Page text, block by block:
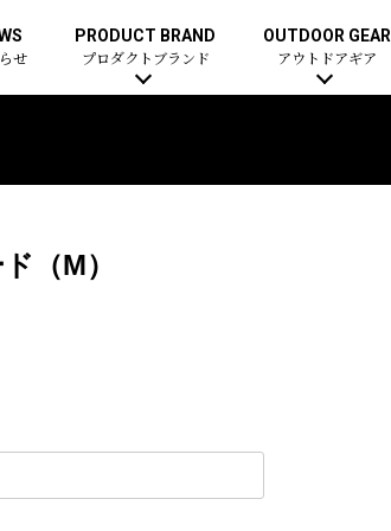
せ
PRODUCT BRAND
プロダクトブランド
OUTDOOR GEAR
アウトドアギア
（M）